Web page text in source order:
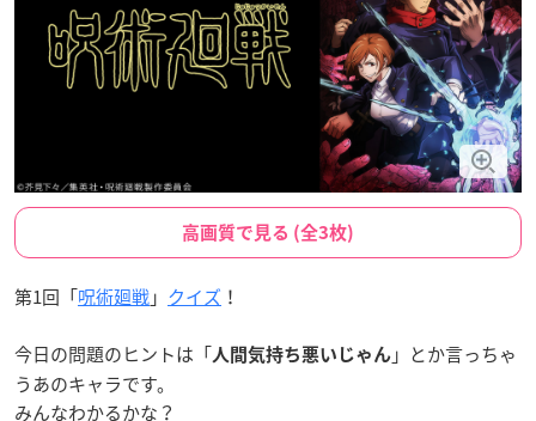
高画質で見る (全3枚)
第1回「呪術廻戦」 クイズ ！
今日の問題のヒントは「人間気持ち悪いじゃん 」とか言っちゃ
うあのキャラです。
みんなわかるかな？